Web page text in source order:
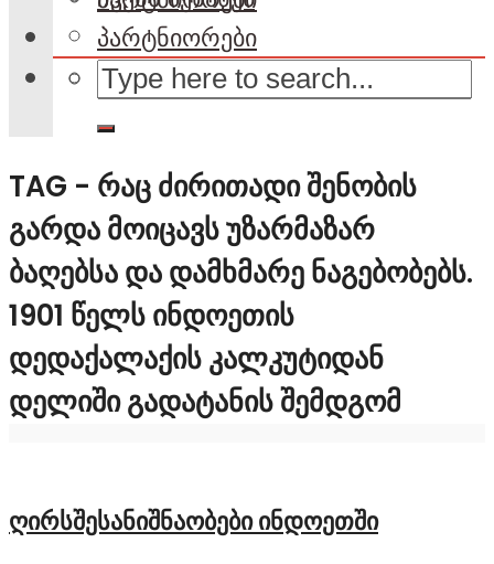
პარტნიორები
TAG - ᲠᲐᲪ ᲫᲘᲠᲘᲗᲐᲓᲘ ᲨᲔᲜᲝᲑᲘᲡ
ᲒᲐᲠᲓᲐ ᲛᲝᲘᲪᲐᲕᲡ ᲣᲖᲐᲠᲛᲐᲖᲐᲠ
ᲑᲐᲦᲔᲑᲡᲐ ᲓᲐ ᲓᲐᲛᲮᲛᲐᲠᲔ ᲜᲐᲒᲔᲑᲝᲑᲔᲑᲡ.
1901 ᲬᲔᲚᲡ ᲘᲜᲓᲝᲔᲗᲘᲡ
ᲓᲔᲓᲐᲥᲐᲚᲐᲥᲘᲡ ᲙᲐᲚᲙᲣᲢᲘᲓᲐᲜ
ᲓᲔᲚᲘᲨᲘ ᲒᲐᲓᲐᲢᲐᲜᲘᲡ ᲨᲔᲛᲓᲒᲝᲛ
ღირსშესანიშნაობები ინდოეთში